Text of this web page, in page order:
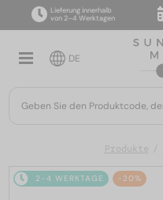
Lieferung innerhalb
von 2–4 Werktagen
DE
Produkte
2-4 WERKTAGE -20%